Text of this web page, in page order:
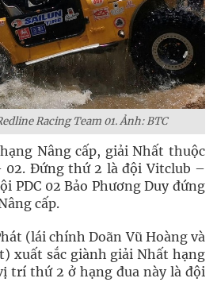
Racing Team 01. Ảnh: BTC
Nâng cấp, giải Nhất thuộc
02. Đứng thứ 2 là đội Vitclub –
PDC 02 Bảo Phương Duy đứng
cấp.
(lái chính Doãn Vũ Hoàng và
xuất sắc giành giải Nhất hạng
trí thứ 2 ở hạng đua này là đội